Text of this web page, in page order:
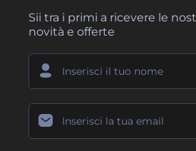
Sii tra i primi a ricevere le
novità e offerte